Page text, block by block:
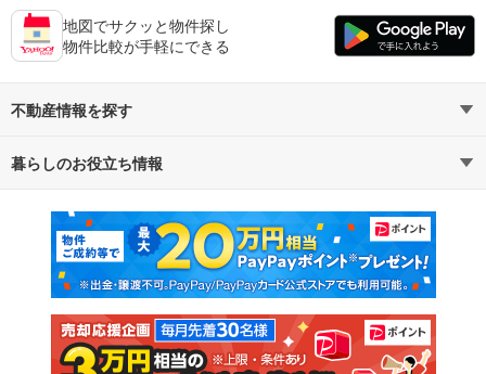
地図でサクッと物件探し
物件比較が手軽にできる
不動産情報を探す
不動産・住宅
新築マンション 中古マンション
新築一戸建て 中古一戸建て
注文住宅 土地
暮らしのお役立ち情報
マンションカタログ 教えて！住まいの先生